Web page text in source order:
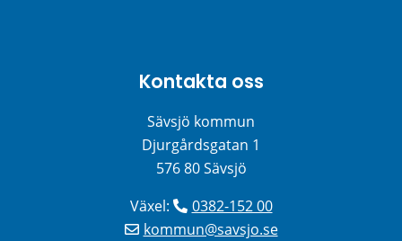
Kontakta oss
Sävsjö kommun
Djurgårdsgatan 1
576 80 Sävsjö
Växel:
0382-152 00
kommun@savsjo.se